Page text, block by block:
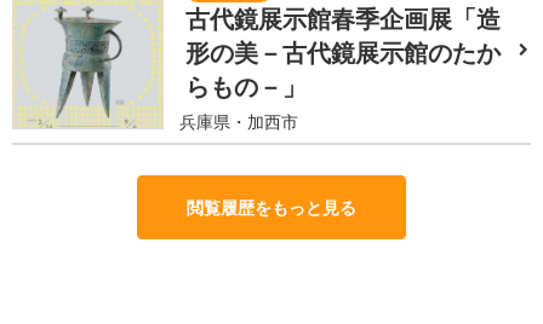
古代鏡展示館春季企画展「造
形の美－古代鏡展示館のたか
らもの－」
兵庫県・加西市
閲覧履歴をもっと見る